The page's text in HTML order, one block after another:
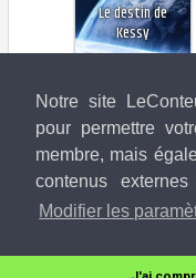
Notre site
pour permettre
membre, mais
contenus
Modifier les
Le destin de
Kessy
Mystic
Le destin de Kessy
Droits de l'image
Jordan Grimmer
Si vous êtes l'ayant-droit de
banque d'image LeConteur.fr,